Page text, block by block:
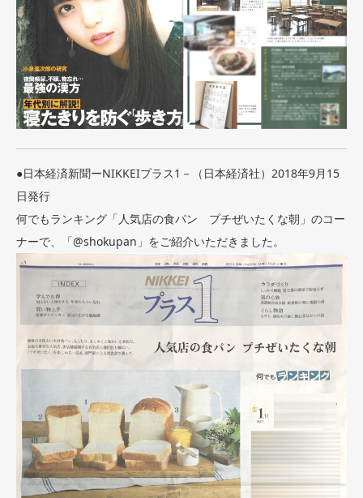
●日本経済新聞ーNIKKEIプラス1－（日本経済社）2018年9月15
日発行
何でもランキング「人気店の食パン プチぜいたくな朝」のコー
ナーで、「@shokupan」をご紹介いただきました。